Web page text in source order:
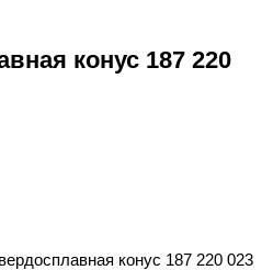
конус 187 220
конус 187 220 023